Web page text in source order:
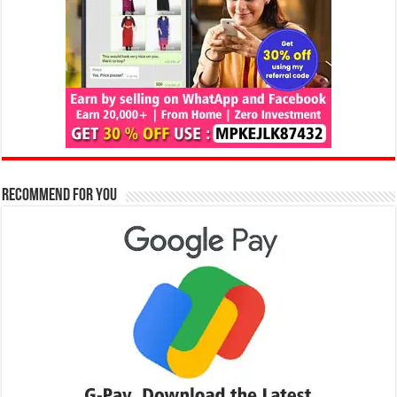
Recommend for You